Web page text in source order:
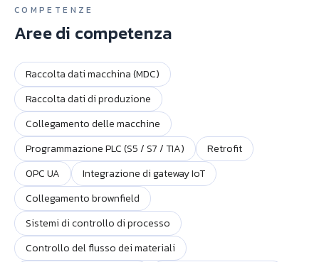
COMPETENZE
Aree di competenza
Raccolta dati macchina (MDC)
Raccolta dati di produzione
Collegamento delle macchine
Programmazione PLC (S5 / S7 / TIA)
Retrofit
OPC UA
Integrazione di gateway IoT
Collegamento brownfield
Sistemi di controllo di processo
Controllo del flusso dei materiali